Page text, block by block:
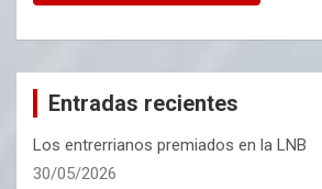
Entradas recientes
Los entrerrianos premiados en la LNB
30/05/2026